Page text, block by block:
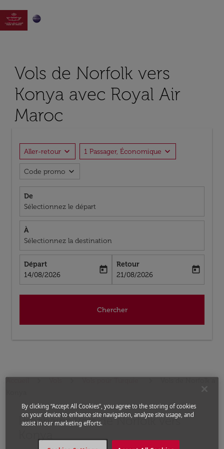

Vols de Norfolk vers
Konya avec Royal Air
Maroc
Aller-retour expand_more 1 Passager, Économique expand_more
Code promo expand_more
De
Sélectionnez le départ
À
Sélectionnez la destination
Départ
fc-booking-departure-date-aria-label
14/08/2026
today
Retour
fc-booking-return-date-aria-label
21/08/2026
today
Chercher
Prochains Vols de Norfolk vers
Aucun tarif trouvé pour les options populaires
By clicking “Accept All Cookies”, you agree to the storing of cookies
on your device to enhance site navigation, analyze site usage, and
assist in our marketing efforts.